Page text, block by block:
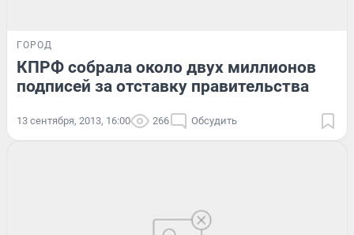
ГОРОД
КПРФ собрала около двух миллионов
подписей за отставку правительства
13 сентября, 2013, 16:00 266 Обсудить